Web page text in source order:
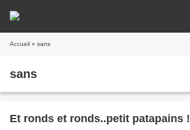
Accueil » sans
sans
Et ronds et ronds..petit patapains !